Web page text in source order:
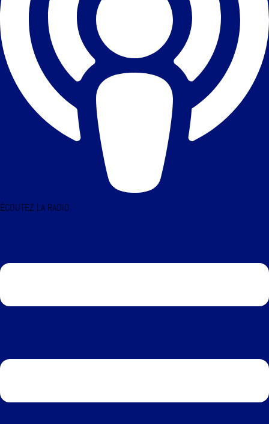
ÉCOUTEZ LA RADIO